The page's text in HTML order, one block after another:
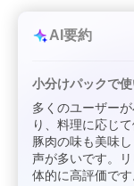
AI要約
小分けパックで
多くのユーザー
り、料理に応じ
豚肉の味も美味
声が多いです。
体的に高評価です